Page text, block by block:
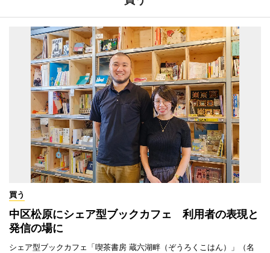
買う
中区松原にシェア型ブックカフェ 利用者の表現と
発信の場に
シェア型ブックカフェ「喫茶書房 蔵六湖畔（ぞうろくこはん）」（名